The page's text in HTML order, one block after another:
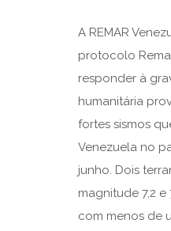
A REMAR
protocolo
responder à
humanitária
fortes sismos
Venezuela no
junho. Dois
magnitude 7,2 e
com menos de